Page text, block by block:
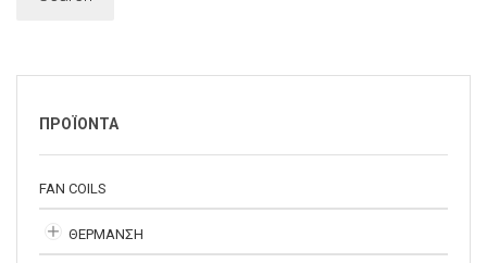
ΠΡΟΪΟΝΤΑ
FAN COILS
ΘΕΡΜΑΝΣΗ